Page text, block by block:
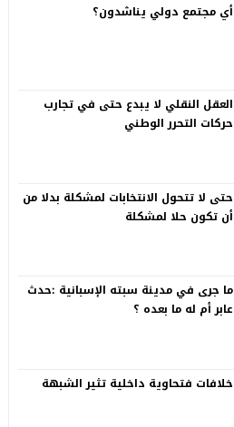
أي مجتمع دولي يناشدون؟
العقل النقلي لا يبدع حتى في تجارب
حركات التحرر الوطني
حتى لا تتحول الانتخابات لمشكلة بدلا من
أن تكون حلا لمشكلة
ما جرى في مدينة سبته الإسبانية :حدث
عابر أم له ما بعده ؟
خلافات فتحاوية داخلية تثير الشبهة